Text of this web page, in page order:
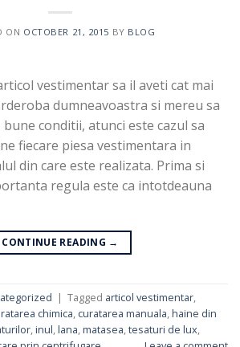
ON OCTOBER 21, 2015 BY BLOG
vestimentar sa il aveti cat mai
dumneavoastra si mereu sa
conditii, atunci este cazul sa
fiecare piesa vestimentara in
din care este realizata. Prima si
regula este ca intotdeauna
CONTINUE READING →
| Tagged articol vestimentar,
chimica, curatarea manuala,haine din
,inul,lana,matasea,tesaturi de lux,